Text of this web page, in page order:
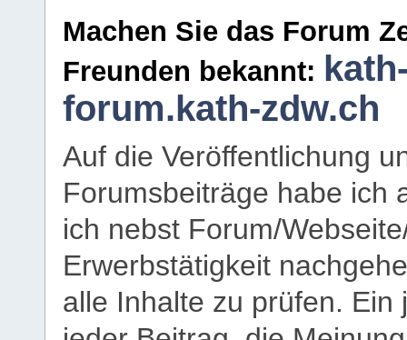
Machen Sie das Forum
Freunden bekannt:
forum.kath-zdw.ch
Auf die Veröffentlichung
Forumsbeiträge habe ich
ich nebst Forum/
Erwerbstätigkeit
alle Inhalte zu prüfen.